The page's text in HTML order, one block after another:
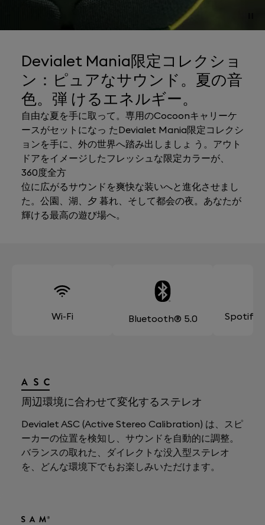
Devialet Mania限定コレクショ
ン：ピュアなサウンド。夏の音
色。弾 けるエネルギー。
自由な夏を手に取って。専用のCocoonキャリーケ
ースがセットになっ たDevialet Mania限定コレクシ
ョンを手に、外の世界へ踏み出しましょ う。アウト
ドアをイメージしたフレッシュな限定カラーが、
360度全方
位に広がるサウンドを爽快な装いへと進化させまし
た。公園、湖、夕 暮れ、そして都会の夜。あなたが
輝ける最高の遊び場へ。
Wi-Fi Bluetooth® 5.0 Spotify
周辺環境に合わせて変化するステレオ
Devialet ASC (Active Stereo Calibration) は、スピ
ーカーの位置を検知し、サウンドを自動的に調整。
バランスの取れた、ダイレクトな没入型ステレオ
を、どんな環境下でもお楽しみいただけます。